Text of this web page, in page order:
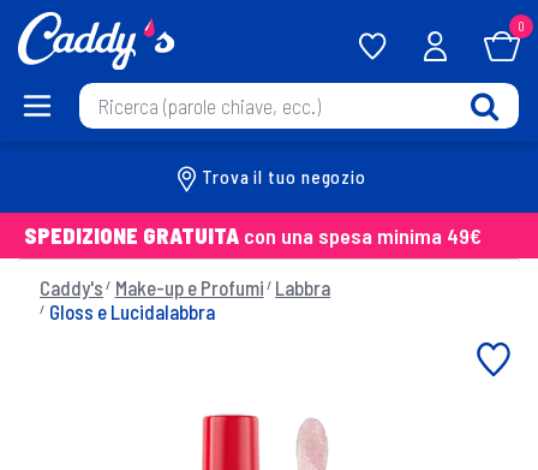
0
Trova il tuo negozio
SPEDIZIONE GRATUITA con una spesa minima 49€
Caddy's Make-up e Profumi Labbra
Gloss e Lucidalabbra